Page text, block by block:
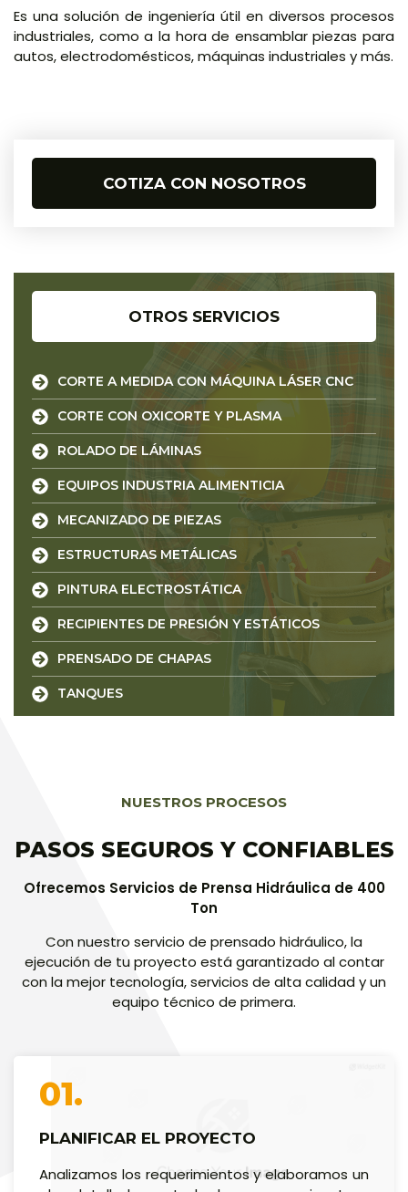
Es una solución de ingeniería útil en diversos procesos
industriales, como a la hora de ensamblar piezas para
autos, electrodomésticos, máquinas industriales y más.
COTIZA CON NOSOTROS
OTROS SERVICIOS
CORTE A MEDIDA CON MÁQUINA LÁSER CNC
CORTE CON OXICORTE Y PLASMA
ROLADO DE LÁMINAS
EQUIPOS INDUSTRIA ALIMENTICIA
MECANIZADO DE PIEZAS
ESTRUCTURAS METÁLICAS
PINTURA ELECTROSTÁTICA
RECIPIENTES DE PRESIÓN Y ESTÁTICOS
PRENSADO DE CHAPAS
TANQUES
NUESTROS PROCESOS
PASOS SEGUROS Y CONFIABLES
Ofrecemos Servicios de Prensa Hidráulica de 400
Ton
Con nuestro servicio de prensado hidráulico, la
ejecución de tu proyecto está garantizado al contar
con la mejor tecnología, servicios de alta calidad y un
equipo técnico de primera.
01.
PLANIFICAR EL PROYECTO
Analizamos los requerimientos y elaboramos un